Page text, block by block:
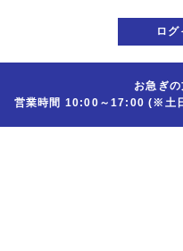
ログ
お急ぎの
営業時間 10:00～17:00(※土